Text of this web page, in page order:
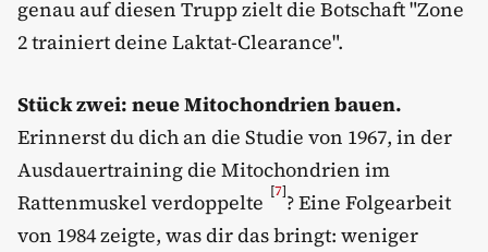
genau auf diesen Trupp zielt die Botschaft "Zone
2 trainiert deine Laktat-Clearance".
Stück zwei: neue Mitochondrien bauen.
Erinnerst du dich an die Studie von 1967, in der
Ausdauertraining die Mitochondrien im
Rattenmuskel verdoppelte [7]? Eine Folgearbeit
von 1984 zeigte, was dir das bringt: weniger